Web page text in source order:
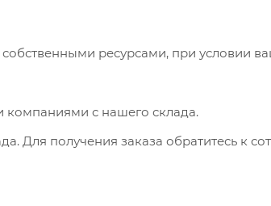
ресурсами, при условии
компаниями с нашего склада.
Для получения заказа обратитесь к